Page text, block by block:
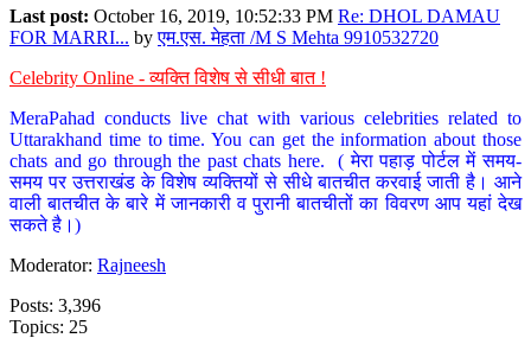
Last post: October 16, 2019, 10:52:33 PM Re: DHOL DAMAU
FOR MARRI... byएम.एस. मेहता /M S Mehta 9910532720
Celebrity Online - व्यक्ति विशेष से सीधी बात !
MeraPahad conducts live chat with various celebrities related to
Uttarakhand time to time. You can get the information about those
chats and go through the past chats here. ( मेरा पहाड़ पोर्टल में समय-
समय पर उत्तराखंड के विशेष व्यक्तियों से सीधे बातचीत करवाई जाती है। आने
वाली बातचीत के बारे में जानकारी व पुरानी बातचीतों का विवरण आप यहां देख
सकते है।)
Moderator: Rajneesh
Posts: 3,396
Topics: 25